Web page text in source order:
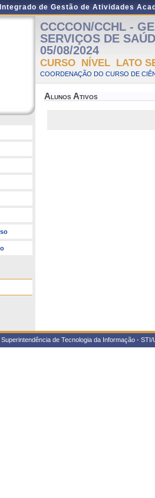
de Gestão de Atividades
CCCCON/CCHL -
SERVIÇOS DE
05/08/2024
CURSO NÍVEL LATO
COORDENAÇÃO DO CURSO DE
Alunos Ativos
Superintendência de Tecnologia da Informação -